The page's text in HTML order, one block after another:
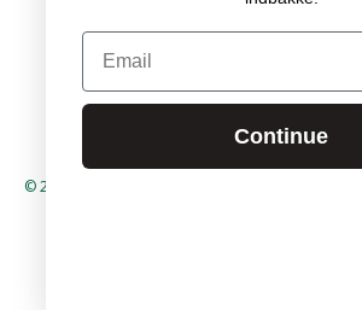
© 2026 – Bartender.dk by Mixology International
Email
Continue